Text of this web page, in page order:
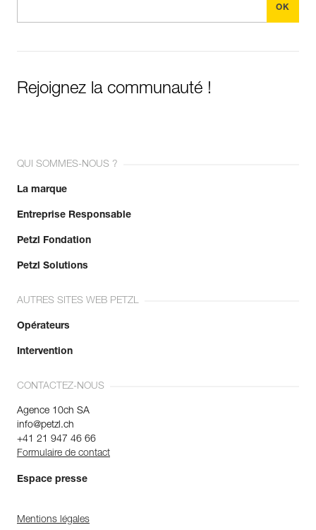
Rejoignez la communauté !
QUI SOMMES-NOUS ?
La marque
Entreprise Responsable
Petzl Fondation
Petzl Solutions
AUTRES SITES WEB PETZL
Opérateurs
Intervention
CONTACTEZ-NOUS
Agence 10ch SA
info@petzl.ch
+41 21 947 46 66
Formulaire de contact
Espace presse
Mentions légales